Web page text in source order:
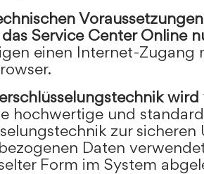
Service Center Online
einen Internet-Zugang
hochwertige und
zur
Daten
Form im System